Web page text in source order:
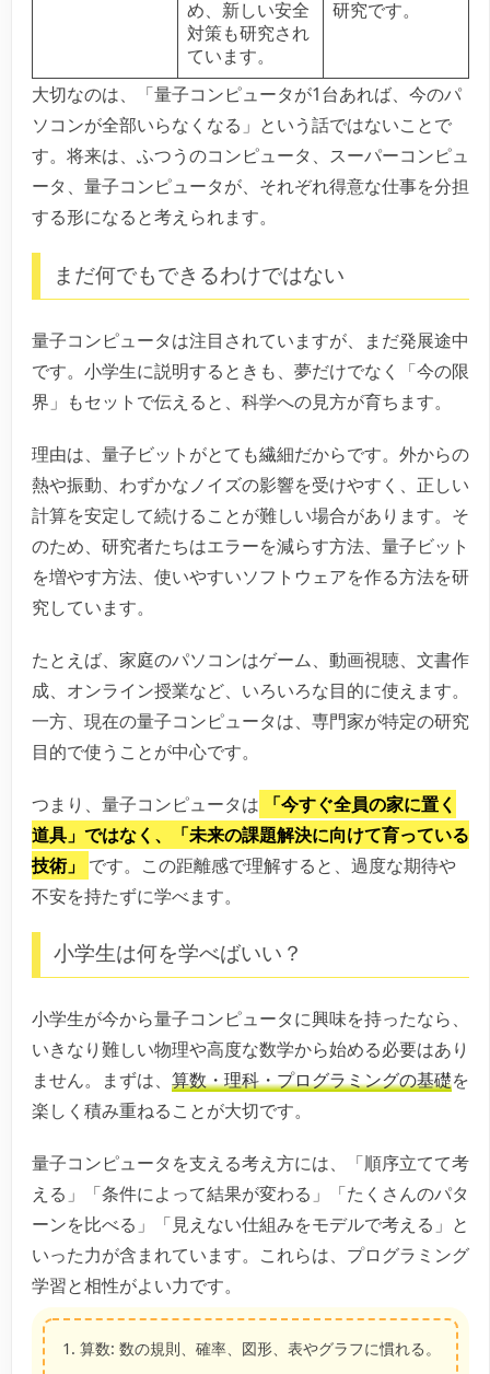
め、新しい安全
対策も研究され
ています。
研究です。
大切なのは、「量子コンピュータが1台あれば、今のパ
ソコンが全部いらなくなる」という話ではないことで
す。将来は、ふつうのコンピュータ、スーパーコンピュ
ータ、量子コンピュータが、それぞれ得意な仕事を分担
する形になると考えられます。
まだ何でもできるわけではない
量子コンピュータは注目されていますが、まだ発展途中
です。小学生に説明するときも、夢だけでなく「今の限
界」もセットで伝えると、科学への見方が育ちます。
理由は、量子ビットがとても繊細だからです。外からの
熱や振動、わずかなノイズの影響を受けやすく、正しい
計算を安定して続けることが難しい場合があります。そ
のため、研究者たちはエラーを減らす方法、量子ビット
を増やす方法、使いやすいソフトウェアを作る方法を研
究しています。
たとえば、家庭のパソコンはゲーム、動画視聴、文書作
成、オンライン授業など、いろいろな目的に使えます。
一方、現在の量子コンピュータは、専門家が特定の研究
目的で使うことが中心です。
つまり、量子コンピュータは
「今すぐ全員の家に置く
道具」ではなく、「未来の課題解決に向けて育っている
技術」 です。この距離感で理解すると、過度な期待や
不安を持たずに学べます。
小学生は何を学べばいい？
小学生が今から量子コンピュータに興味を持ったなら、
いきなり難しい物理や高度な数学から始める必要はあり
ません。まずは、 算数・理科・プログラミングの基礎を
楽しく積み重ねることが大切です。
量子コンピュータを支える考え方には、「順序立てて考
える」「条件によって結果が変わる」「たくさんのパタ
ーンを比べる」「見えない仕組みをモデルで考える」と
いった力が含まれています。これらは、プログラミング
学習と相性がよい力です。
算数: 数の規則、確率、図形、表やグラフに慣れる。